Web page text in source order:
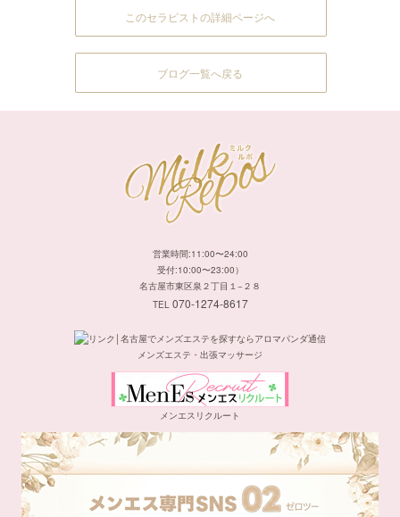
このセラピストの詳細ページへ
ブログ一覧へ戻る
営業時間:11:00〜24:00
受付:10:00〜23:00）
名古屋市東区泉２丁目１−２８
TEL 070-1274-8617
メンズエステ・出張マッサージ
メンエスリクルート